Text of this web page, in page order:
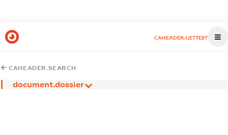
CAHEADER.GETTEST
CAHEADER.SEARCH
document.dossier